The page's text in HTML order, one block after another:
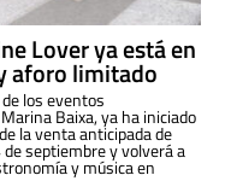
Lover ya está en
aforo limitado
los eventos
Baixa, ya ha iniciado
la venta anticipada de
septiembre y volverá a
y música en